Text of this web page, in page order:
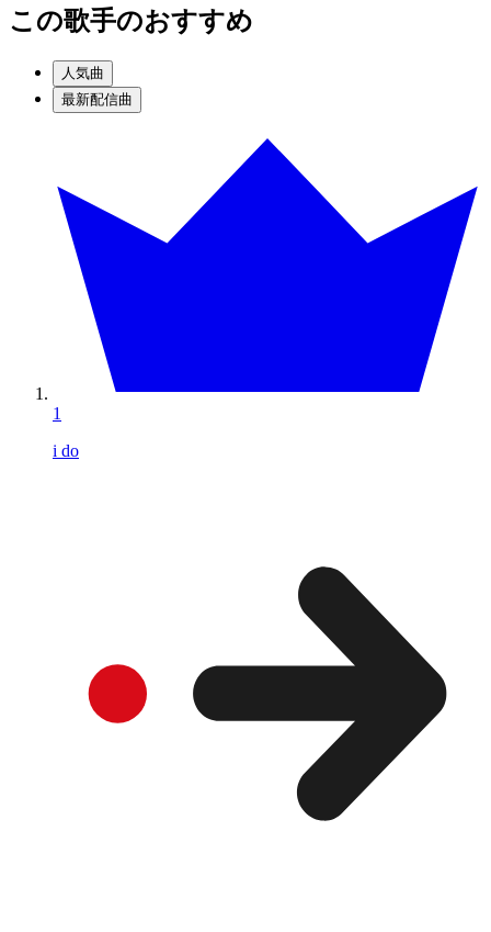
この歌手のおすすめ
人気曲
最新配信曲
1
i do